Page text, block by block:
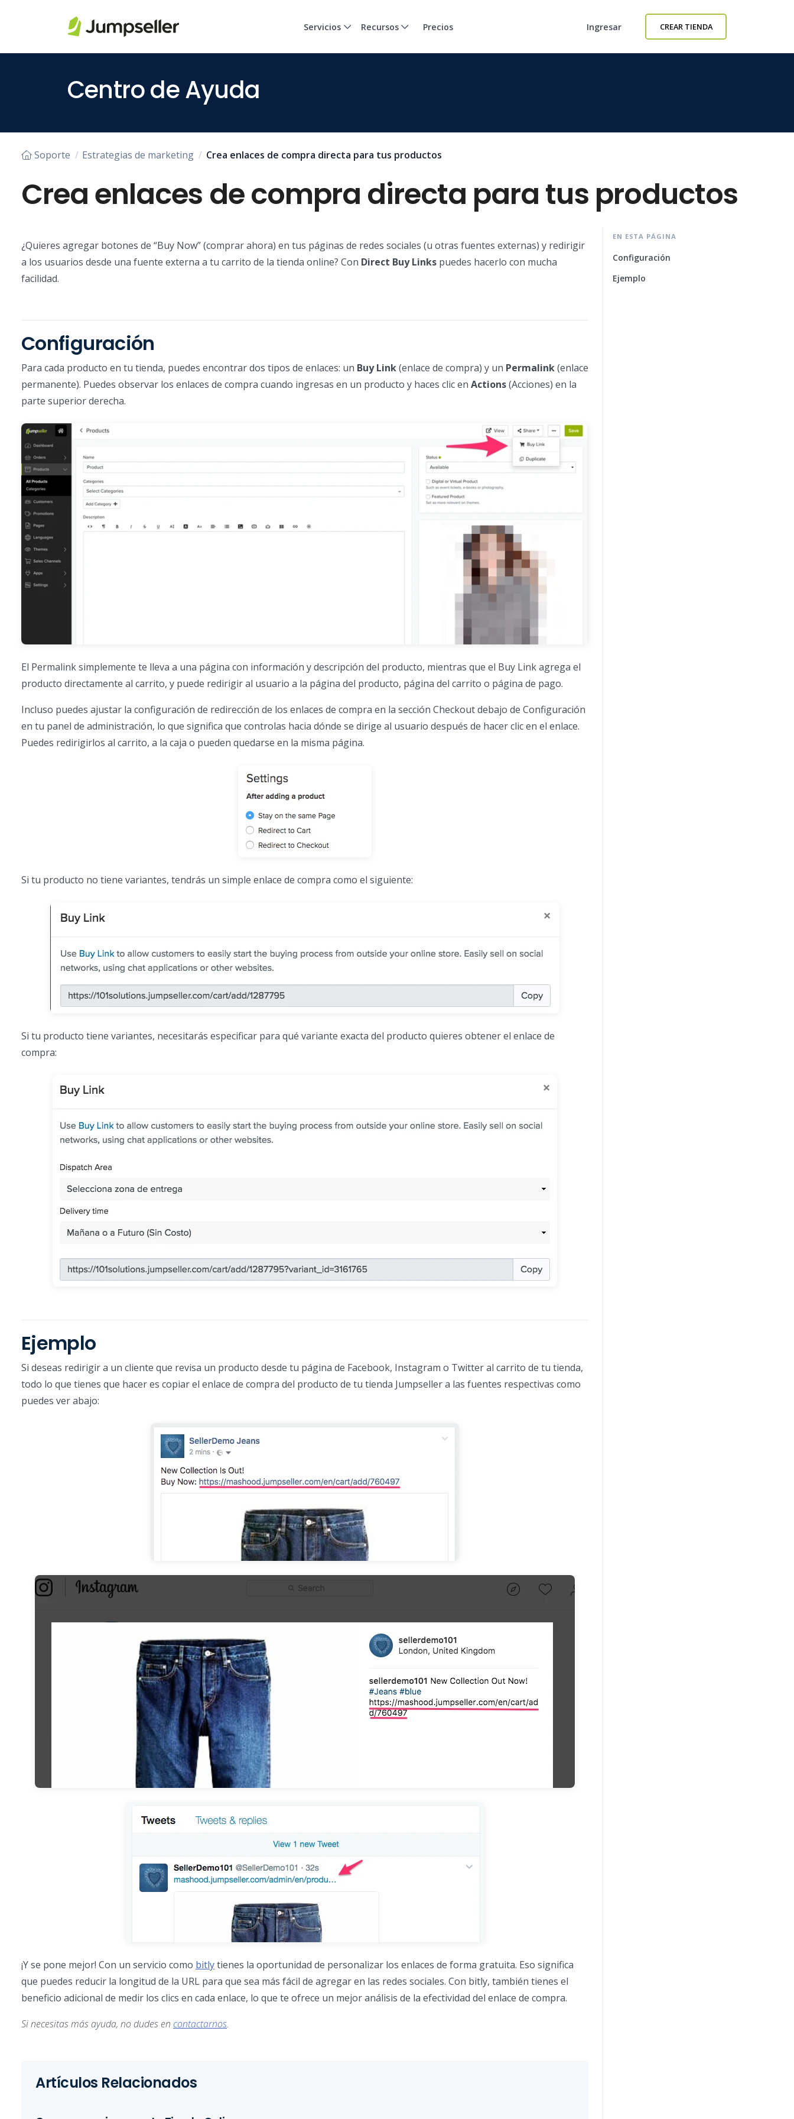
Saltar al contenido principal
Servicios Recursos Precios Ingresar CREAR TIENDA
Centro de Ayuda
Soporte Estrategias de marketing Crea enlaces de compra directa para tus productos
Crea enlaces de compra directa para tus productos
¿Quieres agregar botones de “Buy Now” (comprar ahora) en tus páginas de redes sociales (u otras fuentes externas) y redirigir
a los usuarios desde una fuente externa a tu carrito de la tienda online? Con Direct Buy Links puedes hacerlo con mucha
facilidad.
Configuración
Para cada producto en tu tienda, puedes encontrar dos tipos de enlaces: un Buy Link(enlace de compra) y un Permalink(enlace
permanente). Puedes observar los enlaces de compra cuando ingresas en un producto y haces clic en Actions(Acciones) en la
parte superior derecha.
El Permalink simplemente te lleva a una página con información y descripción del producto, mientras que el Buy Link agrega el
producto directamente al carrito, y puede redirigir al usuario a la página del producto, página del carrito o página de pago.
Incluso puedes ajustar la configuración de redirección de los enlaces de compra en la sección Checkout debajo de Configuración
en tu panel de administración, lo que significa que controlas hacia dónde se dirige al usuario después de hacer clic en el enlace.
Puedes redirigirlos al carrito, a la caja o pueden quedarse en la misma página.
Si tu producto no tiene variantes, tendrás un simple enlace de compra como el siguiente:
Si tu producto tiene variantes, necesitarás especificar para qué variante exacta del producto quieres obtener el enlace de
compra:
Ejemplo
Si deseas redirigir a un cliente que revisa un producto desde tu página de Facebook, Instagram o Twitter al carrito de tu tienda,
todo lo que tienes que hacer es copiar el enlace de compra del producto de tu tienda Jumpseller a las fuentes respectivas como
puedes ver abajo:
¡Y se pone mejor! Con un servicio como bitlytienes la oportunidad de personalizar los enlaces de forma gratuita. Eso significa
que puedes reducir la longitud de la URL para que sea más fácil de agregar en las redes sociales. Con bitly, también tienes el
beneficio adicional de medir los clics en cada enlace, lo que te ofrece un mejor análisis de la efectividad del enlace de compra.
Si necesitas más ayuda, no dudes en contactarnos.
Artículos Relacionados
EN ESTA PÁGINA
Configuración
Ejemplo